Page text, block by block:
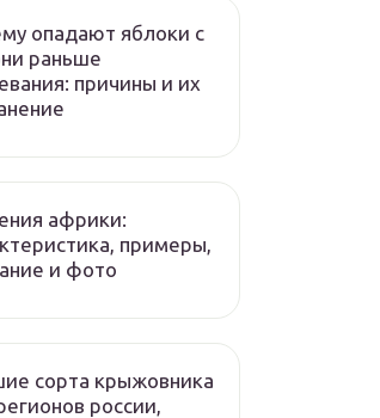
опадают яблоки с
раньше
причины и их
африки:
примеры,
и фото
сорта крыжовника
россии,